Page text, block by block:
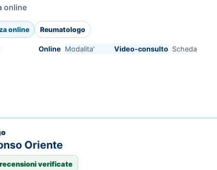
online
online Reumatologo
Online Modalita' Video-consulto Scheda
Oriente
verificate